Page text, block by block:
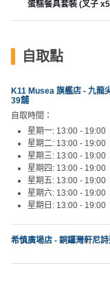
蛋糕餐具套裝 (叉子
自取點
K11 Musea 旗艦店 - 九龍
39舖
自取時間：
星期一: 13:00 - 19:00
星期二: 13:00 - 19:00
星期三: 13:00 - 19:00
星期四: 13:00 - 19:00
星期五: 13:00 - 19:00
星期六: 13:00 - 19:00
星期日: 13:00 - 19:00
希慎廣場店 - 銅鑼灣軒尼